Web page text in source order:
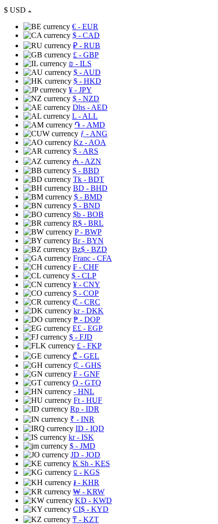
$ USD
€ - EUR
$ - CAD
₽ - RUB
£ - GBP
₪ - ILS
$ - AUD
$ - HKD
¥ - JPY
$ - NZD
Dhs - AED
L - ALL
֏ - AMD
ƒ - ANG
Kz - AOA
$ - ARS
₼ - AZN
$ - BBD
Tk - BDT
BD - BHD
$ - BMD
$ - BND
$b - BOB
R$ - BRL
P- BWP
Br- BYN
Bz$ - BZD
Franc - CFA
₣ - CHF
$ - CLP
¥ - CNY
$ - COP
₡ - CRC
kr- DKK
₱ - DOP
E£ - EGP
$ - FJD
£ - FKP
₾ - GEL
₵ - GHS
₣ - GNF
Q - GTQ
- HNL
Ft - HUF
Rp - IDR
₹ - INR
ID - IQD
kr- ISK
$ - JMD
JD - JOD
K Sh - KES
⃀ - KGS
៛ - KHR
₩ - KRW
KD - KWD
CI$ - KYD
₸ - KZT